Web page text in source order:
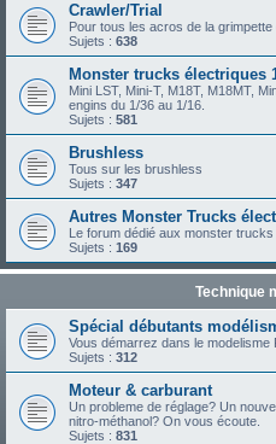
Crawler/Trial
Pour tous les acros de la grimpette
Sujets : 638
Monster trucks électriques
Mini LST, Mini-T, M18T, M18MT,
engins du 1/36 au 1/16.
Sujets : 581
Brushless
Tous sur les brushless
Sujets : 347
Autres Monster Trucks
Le forum dédié aux monster
Sujets : 169
Technique
Spécial débutants
Vous démarrez dans le modelisme
Sujets : 312
Moteur & carburant
Un probleme de réglage? Un
nitro-méthanol? On vous écoute.
Sujets : 831